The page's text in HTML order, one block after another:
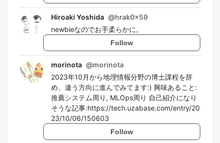
Hiroaki Yoshida @hrak0x59
newbieなのでお手柔らかに。
Follow
morinota @morinota
2023年10月から地理情報分野の博士課程を辞
め、違う方向に進んでみてます:) 興味あること:
推薦システム周り, MLOps周り 自己紹介になり
そうな記事:https://tech.uzabase.com/entry/20
23/10/06/150603
Follow